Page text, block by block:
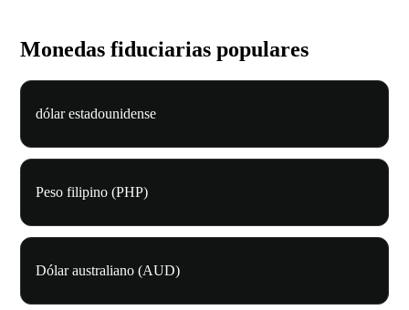
Monedas fiduciarias populares
dólar estadounidense
Peso filipino (PHP)
Dólar australiano (AUD)